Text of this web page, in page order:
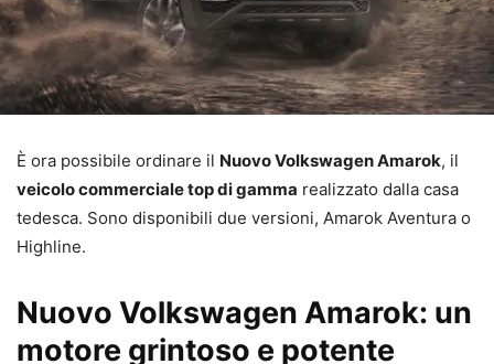
È ora possibile ordinare il Nuovo Volkswagen Amarok, il
veicolo commerciale top di gamma realizzato dalla casa
tedesca. Sono disponibili due versioni, Amarok Aventura o
Highline.
Nuovo Volkswagen Amarok: un
motore grintoso e potente